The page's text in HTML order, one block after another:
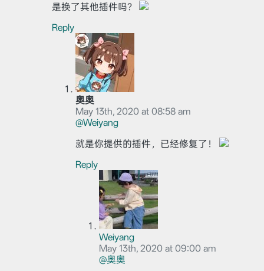
是换了其他插件吗？
Reply
奥奥
May 13th, 2020 at 08:58 am
@Weiyang
就是你提供的插件，已经修复了！
Reply
Weiyang
May 13th, 2020 at 09:00 am
@奥奥